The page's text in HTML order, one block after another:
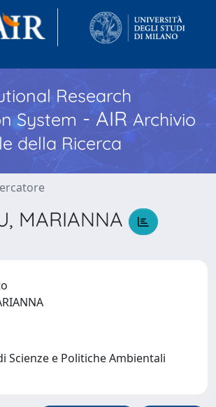
Research
System - AIR Archivio
della Ricerca
MARIANNA
Scienze e Politiche Ambientali